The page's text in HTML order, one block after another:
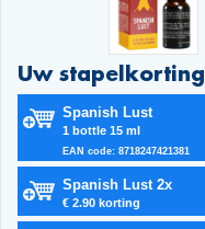
Uw stapelkorting
Spanish Lust
1 bottle 15 ml
EAN code: 8718247421381
Spanish Lust 2x
€ 2.90 korting